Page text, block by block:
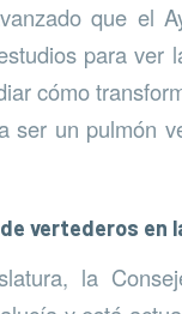
que el
para ver
cómo
ser un pulmón
vertederos en
la